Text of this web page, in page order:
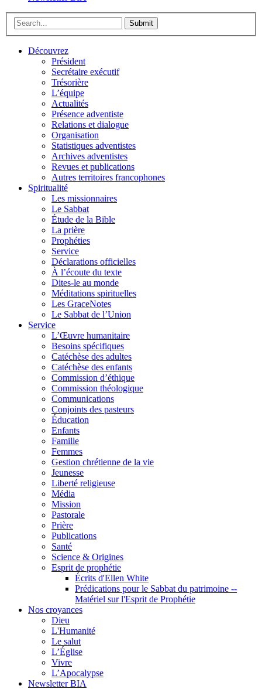
Submit
Découvrez
Président
Secrétaire exécutif
Trésorière
L’équipe
Actualités
Présence adventiste
Relations et dialogue
Organisation
Statistiques adventistes
Archives adventistes
Revues et publications
Autres territoires francophones
Spiritualité
Les missionnaires
Le Sabbat
Étude de la Bible
La prière
Prophéties
Service
Déclarations officielles
À l’écoute du texte
Dites-le au monde
Méditations spirituelles
Les GraceNotes
Le Sabbat de l’Union
Service
L’Œuvre humanitaire
Besoins spécifiques
Catéchèse des adultes
Catéchèse des enfants
Commission d’éthique
Commission théologique
Communications
Conjoints des pasteurs
Éducation
Enfants
Famille
Femmes
Gestion chrétienne de la vie
Jeunesse
Liberté religieuse
Média
Mission
Pastorale
Prière
Publications
Santé
Science & Origines
Esprit de prophétie
Écrits d'Ellen White
Prédications pour le Sabbat du patrimoine --
Matériel sur l'Esprit de Prophétie
Nos croyances
Dieu
L'Humanité
Le salut
L’Église
Vivre
L’Apocalypse
Newsletter BIA